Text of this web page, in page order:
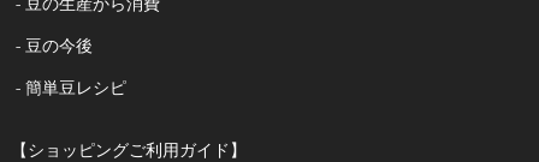
- 豆の今後
- 簡単豆レシピ
【ショッピングご利用ガイド】